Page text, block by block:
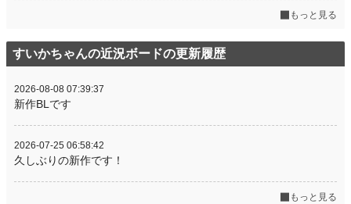
もっと見る
すいかちゃんの近況ボードの更新履歴
2026-08-08 07:39:37
新作BLです
2026-07-25 06:58:42
久しぶりの新作です！
もっと見る